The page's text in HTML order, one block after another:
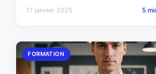
17 janvier 2025 5
FORMATION